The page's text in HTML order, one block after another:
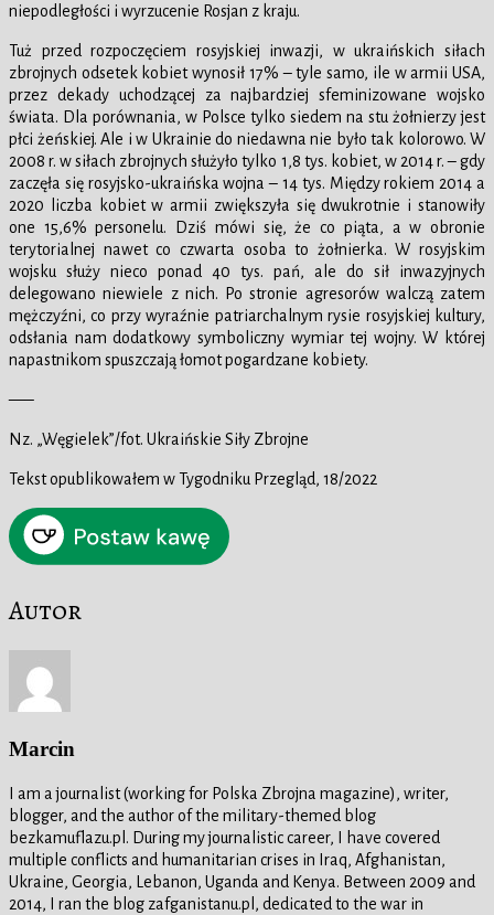
niepodległości i wyrzucenie Rosjan z kraju.
Tuż przed rozpoczęciem rosyjskiej inwazji, w ukraińskich siłach
zbrojnych odsetek kobiet wynosił 17% – tyle samo, ile w armii USA,
przez dekady uchodzącej za najbardziej sfeminizowane wojsko
świata. Dla porównania, w Polsce tylko siedem na stu żołnierzy jest
płci żeńskiej. Ale i w Ukrainie do niedawna nie było tak kolorowo. W
2008 r. w siłach zbrojnych służyło tylko 1,8 tys. kobiet, w 2014 r. – gdy
zaczęła się rosyjsko-ukraińska wojna – 14 tys. Między rokiem 2014 a
2020 liczba kobiet w armii zwiększyła się dwukrotnie i stanowiły
one 15,6% personelu. Dziś mówi się, że co piąta, a w obronie
terytorialnej nawet co czwarta osoba to żołnierka. W rosyjskim
wojsku służy nieco ponad 40 tys. pań, ale do sił inwazyjnych
delegowano niewiele z nich. Po stronie agresorów walczą zatem
mężczyźni, co przy wyraźnie patriarchalnym rysie rosyjskiej kultury,
odsłania nam dodatkowy symboliczny wymiar tej wojny. W której
napastnikom spuszczają łomot pogardzane kobiety.
—–
Nz. „Węgielek”/fot. Ukraińskie Siły Zbrojne
Tekst opublikowałem w Tygodniku Przegląd, 18/2022
Autor
Marcin
I am a journalist (working for Polska Zbrojna magazine), writer,
blogger, and the author of the military-themed blog
bezkamuflazu.pl. During my journalistic career, I have covered
multiple conflicts and humanitarian crises in Iraq, Afghanistan,
Ukraine, Georgia, Lebanon, Uganda and Kenya. Between 2009 and
2014, I ran the blog zafganistanu.pl, dedicated to the war in